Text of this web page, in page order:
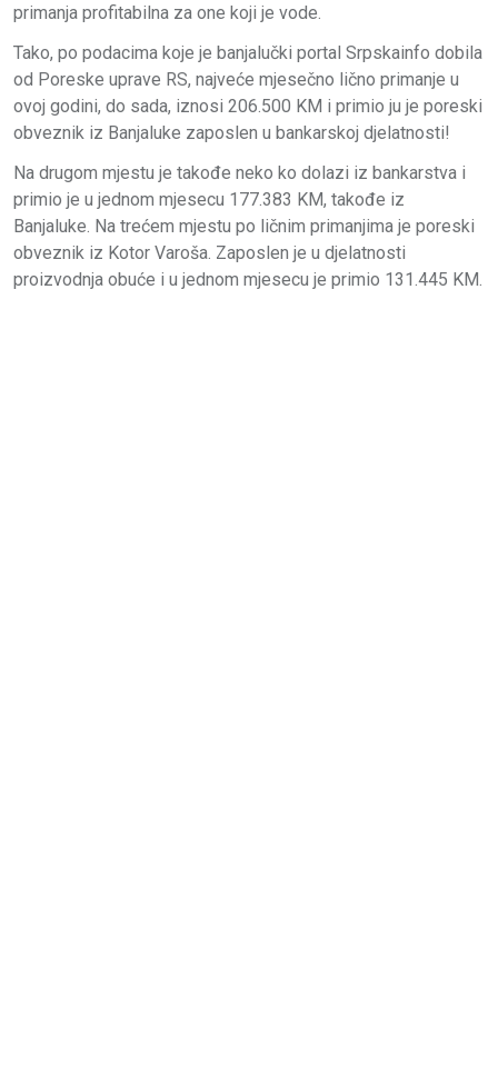
primanja profitabilna za one koji je vode.
Tako, po podacima koje je banjalučki portal Srpskainfo dobila
od Poreske uprave RS, najveće mjesečno lično primanje u
ovoj godini, do sada, iznosi 206.500 KM i primio ju je poreski
obveznik iz Banjaluke zaposlen u bankarskoj djelatnosti!
Na drugom mjestu je takođe neko ko dolazi iz bankarstva i
primio je u jednom mjesecu 177.383 KM, takođe iz
Banjaluke. Na trećem mjestu po ličnim primanjima je poreski
obveznik iz Kotor Varoša. Zaposlen je u djelatnosti
proizvodnja obuće i u jednom mjesecu je primio 131.445 KM.